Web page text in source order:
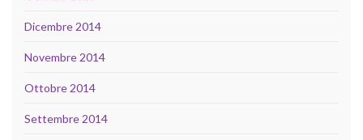
Dicembre 2014
Novembre 2014
Ottobre 2014
Settembre 2014